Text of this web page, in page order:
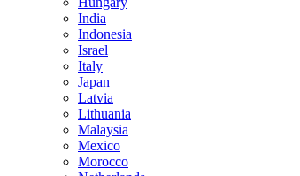
India
Indonesia
Israel
Italy
Japan
Latvia
Lithuania
Malaysia
Mexico
Morocco